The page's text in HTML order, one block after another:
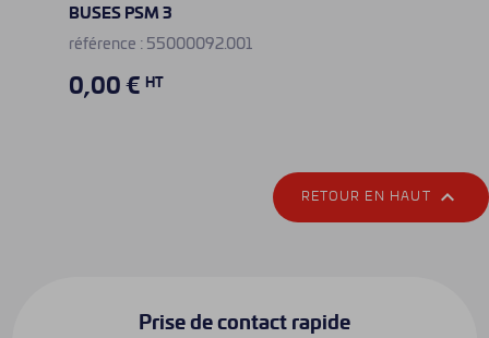
BUSES PSM 3
référence : 55000092.001
0,00 € HT
RETOUR EN HAUT 
Prise de contact rapide